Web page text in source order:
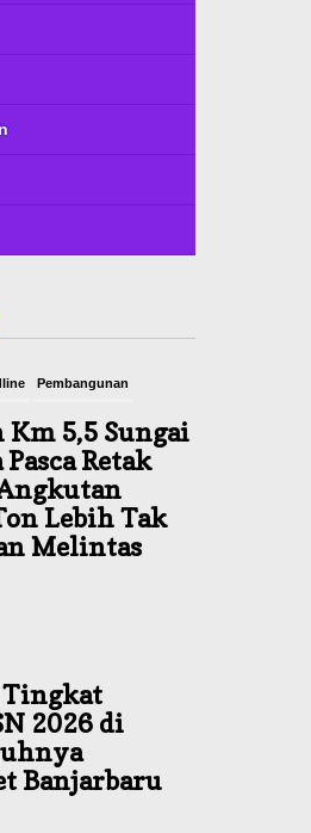
Pembangunan
Km 5,5 Sungai
Retak
Lebih Tak
Melintas
Tingkat
2026 di
Banjarbaru